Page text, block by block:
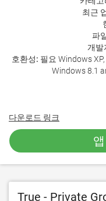
최근
파
개발
호환성: 필요 Windows
Windows 8.1
다운로드 링크
True - Private